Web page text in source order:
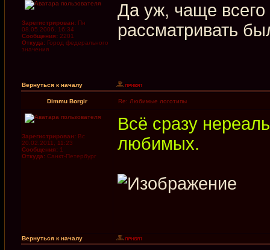
Зарегистрирован: Пн
08.05.2006, 16:34
Сообщения: 2201
Откуда: Город федерального
значения
Да уж, чаще всего
рассматривать
Вернуться к началу
Dimmu Borgir Re: Любимые логотипы
Зарегистрирован: Вс
20.02.2011, 11:23
Сообщения: 1
Откуда: Санкт-Петербург
Всё сразу
любимых.
Вернуться к началу